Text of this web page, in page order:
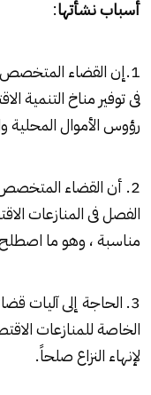
أسباب نشأتها:
1.إن القضاء
فى توفير مناخ التنمية
رؤوس الأموال المحلية
2. أن القضاء
الفصل فى المنازعات
مناسبة ، وهو ما اصطلح
3. الحاجة إلى آليات
الخاصة للمنازعات
لإنهاء النزاع صلحاً.